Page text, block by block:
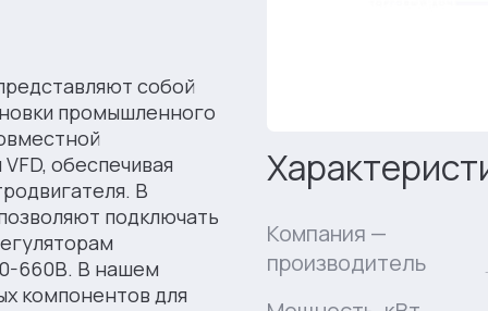
Компания —
производитель
собой
промышленного
обеспечивая
В
подключать
660В. В нашем
компонентов для